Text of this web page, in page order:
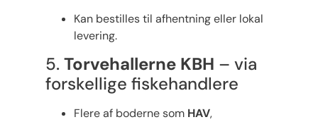
Kan bestilles til afhentning eller lokal
levering.
5.Torvehallerne KBH – via
forskellige fiskehandlere
Flere af boderne som HAV,